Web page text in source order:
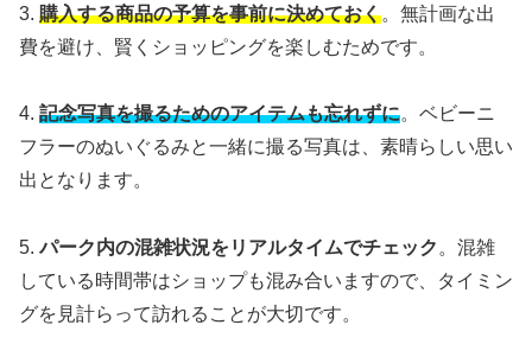
3. 購入する商品の予算を事前に決めておく。無計画な出
費を避け、賢くショッピングを楽しむためです。
4. 記念写真を撮るためのアイテムも忘れずに。ベビーニ
フラーのぬいぐるみと一緒に撮る写真は、素晴らしい思い
出となります。
5.パーク内の混雑状況をリアルタイムでチェック 。混雑
している時間帯はショップも混み合いますので、タイミン
グを見計らって訪れることが大切です。